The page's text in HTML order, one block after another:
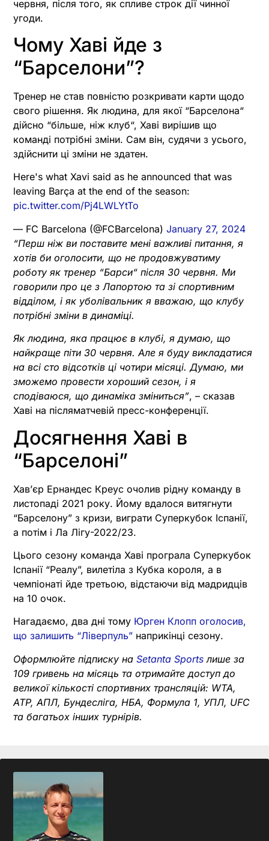
червня, після того, як спливе строк дії чинної
угоди.
Чому Хаві йде з
“Барселони”?
Тренер не став повністю розкривати карти щодо
свого рішення. Як людина, для якої “Барселона“
дійсно “більше, ніж клуб“, Хаві вирішив що
команді потрібні зміни. Сам він, судячи з усього,
здійснити ці зміни не здатен.
Here's what Xavi said as he announced that was
leaving Barça at the end of the season:
pic.twitter.com/Pj4LWLYtTo
— FC Barcelona (@FCBarcelona) January 27, 2024
“Перш ніж ви поставите мені важливі питання, я
хотів би оголосити, що не продовжуватиму
роботу як тренер “Барси“ після 30 червня. Ми
говорили про це з Лапортою та зі спортивним
відділом, і як уболівальник я вважаю, що клубу
потрібні зміни в динаміці.
Як людина, яка працює в клубі, я думаю, що
найкраще піти 30 червня. Але я буду викладатися
на всі сто відсотків ці чотири місяці. Думаю, ми
зможемо провести хороший сезон, і я
сподіваюся, що динаміка зміниться”, – сказав
Хаві на післяматчевій пресс-конференції.
Досягнення Хаві в
“Барселоні”
Хавʼєр Ернандес Креус очолив рідну команду в
листопаді 2021 року. Йому вдалося витягнути
“Барселону” з кризи, виграти Суперкубок Іспанії,
а потім і Ла Лігу-2022/23.
Цього сезону команда Хаві програла Суперкубок
Іспанії “Реалу”, вилетіла з Кубка короля, а в
чемпіонаті йде третьою, відстаючи від мадридців
на 10 очок.
Нагадаємо, два дні тому Юрген Клопп оголосив,
що залишить “Ліверпуль” наприкінці сезону.
Оформлюйте підписку на Setanta Sports лише за
109 гривень на місяць та отримайте доступ до
великої кількості спортивних трансляцій: WTA,
ATP, АПЛ, Бундесліга, НБА, Формула 1, УПЛ, UFC
та багатьох інших турнірів.